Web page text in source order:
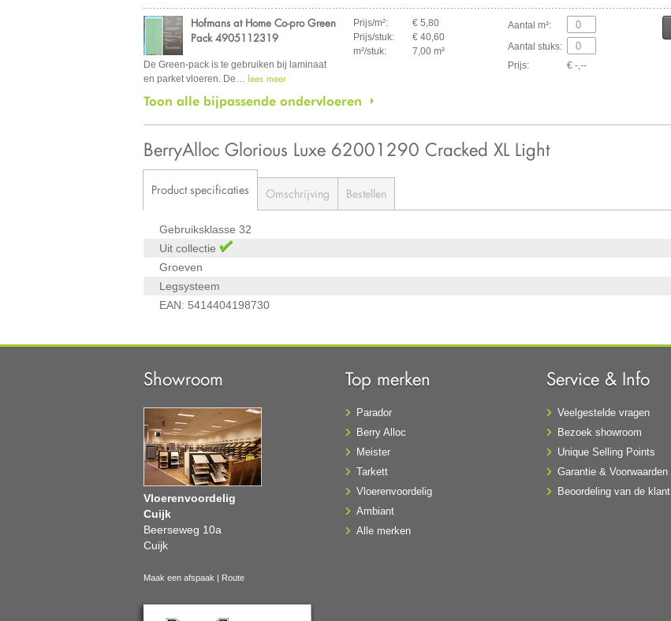
Hofmans at Home Co-pro Green
Pack 4905112319
De Green-pack is te gebruiken bij laminaat
en parket vloeren. De… lees meer
Prijs/m²:
€ 5,80
Prijs/stuk:
€ 40,60
m²/stuk:
7,00 m²
Aantal m²:
Aantal stuks:
Prijs:
€ -,--
Toon alle bijpassende ondervloeren
BerryAlloc Glorious Luxe 62001290 Cracked XL Light
Product specificaties Omschrijving Bestellen
Gebruiksklasse 32
Uit collectie
Groeven
Legsysteem
EAN: 5414404198730
Showroom
Vloerenvoordelig
Cuijk
Beerseweg 10a
Cuijk
Maak een afspaak Route
Top merken
Parador
Berry Alloc
Meister
Tarkett
Vloerenvoordelig
Ambiant
Alle merken
Service & Info
Veelgestelde vragen
Bezoek showroom
Unique Selling Points
Garantie & Voorwaarden
Beoordeling van de klant